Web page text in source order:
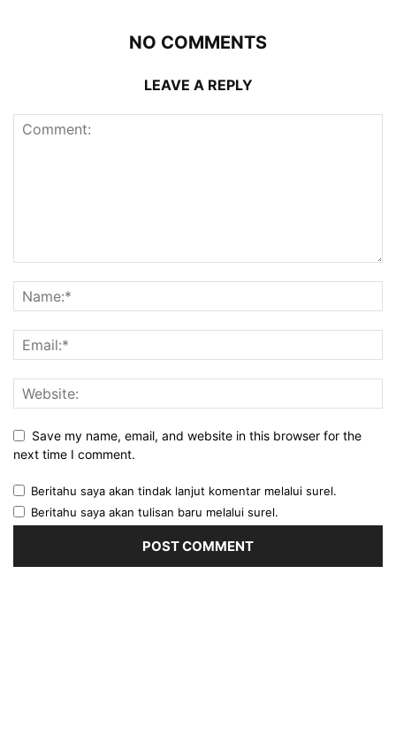
NO COMMENTS
LEAVE A REPLY
Save my name, email, and website in this browser for the
next time I comment.
Beritahu saya akan tindak lanjut komentar melalui surel.
Beritahu saya akan tulisan baru melalui surel.